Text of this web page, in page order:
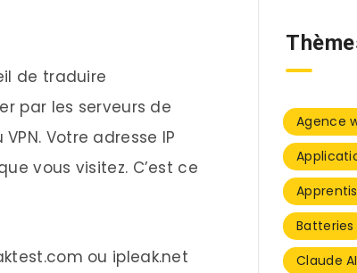
de traduire
par les serveurs de
Votre adresse IP
vous visitez. C’est ce
ou ipleak.net
Agence
Batteries
Claude AI